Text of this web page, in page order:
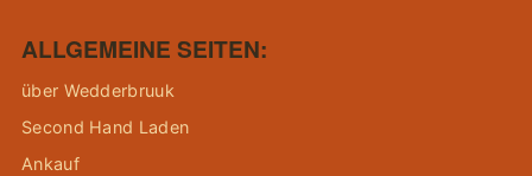
ALLGEMEINE SEITEN:
über Wedderbruuk
Second Hand Laden
Ankauf